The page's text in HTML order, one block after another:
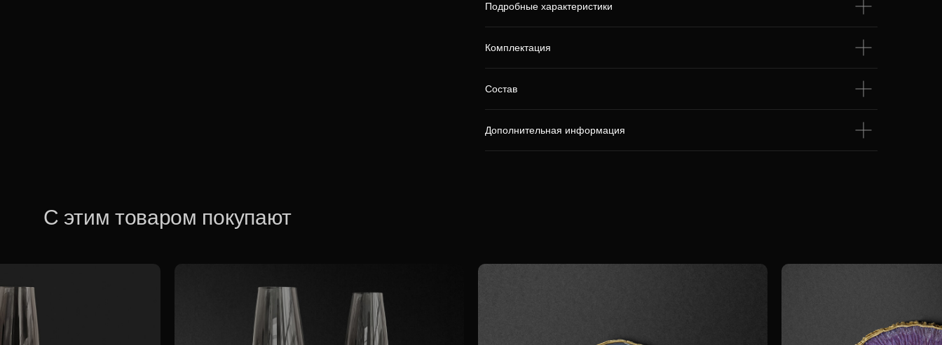
Подробные характеристики
Комплектация
Состав
Дополнительная информация
С этим товаром покупают